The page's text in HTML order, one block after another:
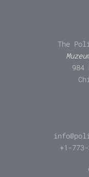
The
984
+1-